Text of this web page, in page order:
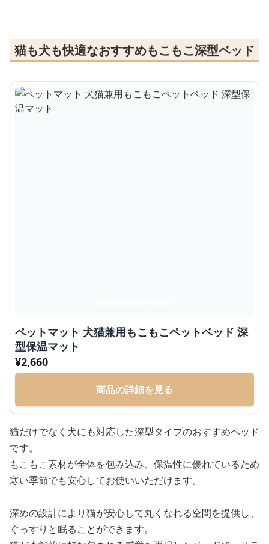
猫も犬も快適なおすすめもこもこ深型ベッド
ペットマット 犬猫兼用もこもこペットベッド 深
型保温マット
¥2,660
商品の詳細を見る
猫だけでなく犬にも対応した深型タイプのおすすめベッド
です。
もこもこ素材が全体を包み込み、保温性に優れているため
寒い季節でも安心してお使いいただけます。
深めの設計により猫が安心して丸くなれる空間を提供し、
ぐっすりと眠ることができます。